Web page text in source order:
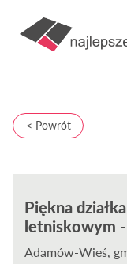
< Powrót
Piękna
letniskowym
Adamów-Wieś,